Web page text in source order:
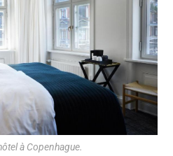
à Copenhague.